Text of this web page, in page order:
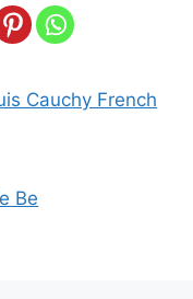
Cauchy French
Be